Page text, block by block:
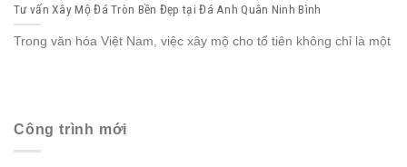
Tư vấn Xây Mộ Đá Tròn Bền Đẹp tại Đá Anh Quân Ninh Bình
Trong văn hóa Việt Nam, việc xây mộ cho tổ tiên không chỉ là một
Công trình mới